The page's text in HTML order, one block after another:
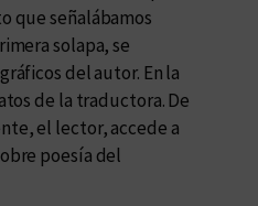
que señalábamos
solapa, se
del autor. En la
de la traductora. De
el lector, accede a
poesía del